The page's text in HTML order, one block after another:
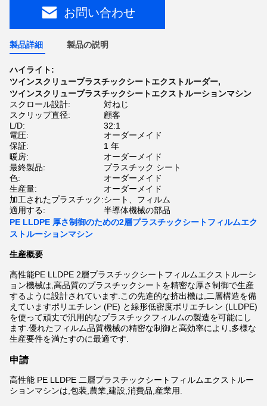
お問い合わせ
製品詳細 製品の説明
ハイライト:
ツインスクリュープラスチックシートエクストルーダー,
ツインスクリュープラスチックシートエクストルーションマシン
スクロール設計:
対ねじ
スクリップ直径:
顧客
L/D:
32:1
電圧:
オーダーメイド
保証:
1 年
暖房:
オーダーメイド
最終製品:
プラスチック シート
色:
オーダーメイド
生産量:
オーダーメイド
加工されたプラスチック:シート、フィルム
適用する:
半導体機械の部品
PE LLDPE 厚さ制御のための2層プラスチックシートフィルムエク
ストルーションマシン
生産概要
高性能PE LLDPE 2層プラスチックシートフィルムエクストルーシ
ョン機械は,高品質のプラスチックシートを精密な厚さ制御で生産
するように設計されています.この先進的な挤出機は,二層構造を備
えていますポリエチレン (PE) と線形低密度ポリエチレン (LLDPE)
を使って頑丈で汎用的なプラスチックフィルムの製造を可能にし
ます.優れたフィルム品質機械の精密な制御と高効率により,多様な
生産要件を満たすのに最適です.
申請
高性能 PE LLDPE 二層プラスチックシートフィルムエクストルー
ションマシンは,包装,農業,建設,消費品,産業用.